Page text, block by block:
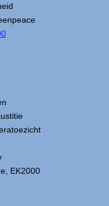
EK2000